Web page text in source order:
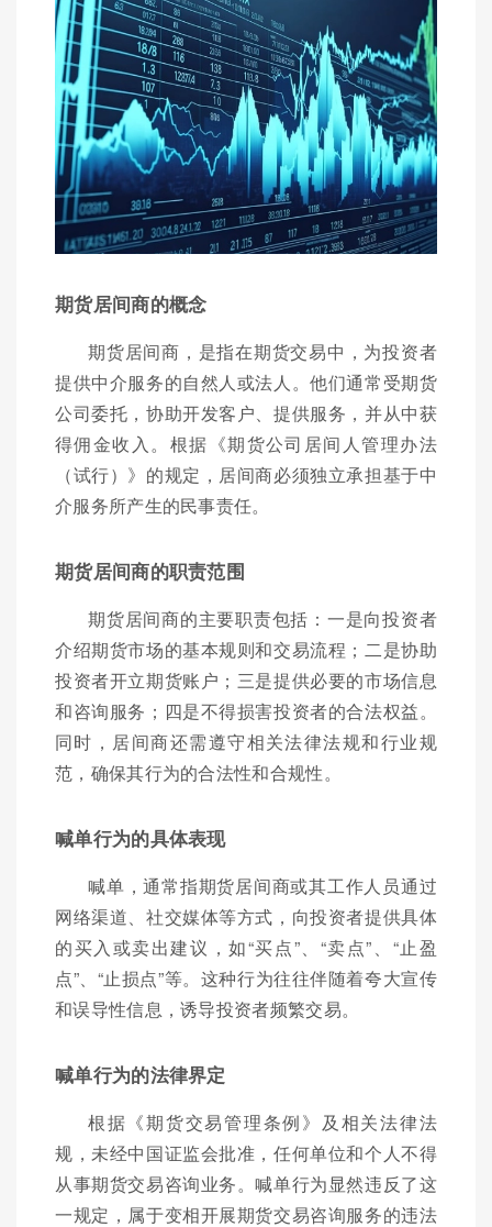
期货居间商的概念
期货居间商，是指在期货交易中，为投资者
提供中介服务的自然人或法人。他们通常受期货
公司委托，协助开发客户、提供服务，并从中获
得佣金收入。根据《期货公司居间人管理办法
（试行）》的规定，居间商必须独立承担基于中
介服务所产生的民事责任。
期货居间商的职责范围
期货居间商的主要职责包括：一是向投资者
介绍期货市场的基本规则和交易流程；二是协助
投资者开立期货账户；三是提供必要的市场信息
和咨询服务；四是不得损害投资者的合法权益。
同时，居间商还需遵守相关法律法规和行业规
范，确保其行为的合法性和合规性。
喊单行为的具体表现
喊单，通常指期货居间商或其工作人员通过
网络渠道、社交媒体等方式，向投资者提供具体
的买入或卖出建议，如“买点”、“卖点”、“止盈
点”、“止损点”等。这种行为往往伴随着夸大宣传
和误导性信息，诱导投资者频繁交易。
喊单行为的法律界定
根据《期货交易管理条例》及相关法律法
规，未经中国证监会批准，任何单位和个人不得
从事期货交易咨询业务。喊单行为显然违反了这
一规定，属于变相开展期货交易咨询服务的违法